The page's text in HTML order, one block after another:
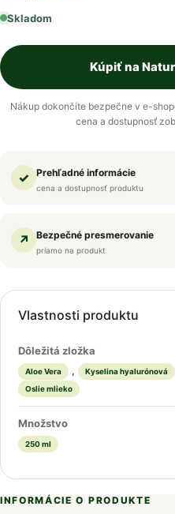
Skladom
Kúpiť na
Nákup dokončíte bezpečne v e-
cena a dostupnosť
✓ Prehľadné informácie
cena a dostupnosť produktu
↗ Bezpečné presmerovanie
priamo na produkt
Vlastnosti produktu
Dôležitá zložka
Aloe Vera , Kyselina hyalurónová
Oslie mlieko
Množstvo
250 ml
INFORMÁCIE O PRODUKTE